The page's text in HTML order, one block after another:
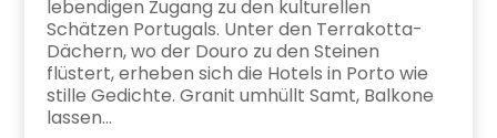
lebendigen Zugang zu den kulturellen
Schätzen Portugals. Unter den Terrakotta-
Dächern, wo der Douro zu den Steinen
flüstert, erheben sich die Hotels in Porto wie
stille Gedichte. Granit umhüllt Samt, Balkone
lassen...